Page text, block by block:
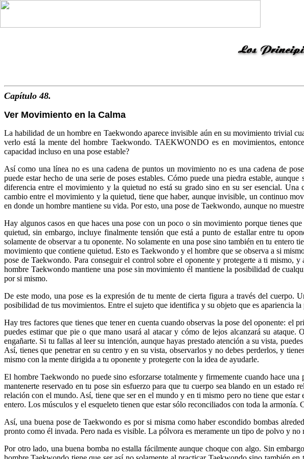
Capítulo 48.
Ver Movimiento en la Calma
La habilidad de un hombre en Taekwondo aparece invisible aún en su movimiento trivial
verlo está la mente del hombre Taekwondo. TAEKWONDO es en movimientos,
capacidad incluso en una pose estable?
Así como una línea no es una cadena de puntos un movimiento no es una cadena de
puede estar hecho de una serie de poses estables. Cómo puede una piedra estable,
diferencia entre el movimiento y la quietud no está su grado sino en su ser esencial.
cambio entre el movimiento y la quietud, tiene que haber, aunque invisible, un continuo
en donde un hombre mantiene su vida. Por esto, una pose de Taekwondo, aunque no
Hay algunos casos en que haces una pose con un poco o sin movimiento porque tienes
quietud, sin embargo, incluye finalmente tensión que está a punto de estallar entre tu
solamente de observar a tu oponente. No solamente en una pose sino también en tu entero
movimiento que contiene quietud. Esto es Taekwondo y el hombre que se observa a si
pose de Taekwondo. Para conseguir el control sobre el oponente y protegerte a ti mismo,
hombre Taekwondo mantiene una pose sin movimiento él mantiene la posibilidad de
por si mismo.
De este modo, una pose es la expresión de tu mente de cierta figura a través del cuerpo.
posibilidad de tus movimientos. Entre el sujeto que identifica y su objeto que es apariencia
Hay tres factores que tienes que tener en cuenta cuando observas la pose del oponente:
puedes estimar que pie o que mano usará al atacar y cómo de lejos alcanzará su
engañarte. Si tu fallas al leer su intención, aunque hayas prestado atención a su vista,
Así, tienes que penetrar en su centro y en su vista, observarlos y no debes perderlos, y
mismo con la mente dirigida a tu oponente y protegerte con la idea de ayudarle.
El hombre Taekwondo no puede sino esforzarse totalmente y firmemente cuando hace
mantenerte reservado en tu pose sin esfuerzo para que tu cuerpo sea blando en un
relación con el mundo. Así, tiene que ser en el mundo y en ti mismo pero no tiene que
entero. Los músculos y el esqueleto tienen que estar sólo reconciliados con toda la armonía.
Así, una buena pose de Taekwondo es por si misma como haber escondido bombas
pronto como él invada. Pero nada es visible. La pólvora es meramente un tipo de polvo y
Por otro lado, una buena bomba no estalla fácilmente aunque choque con algo. Sin